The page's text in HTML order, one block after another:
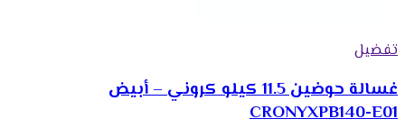
تفضيل
غسالة حوضين 11.5 كيلو كروني – أبيض
CRONYXPB140-E01